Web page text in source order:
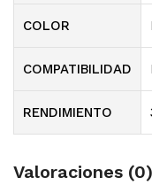
COLOR
COMPATIBILIDAD
RENDIMIENTO
Valoraciones (0)